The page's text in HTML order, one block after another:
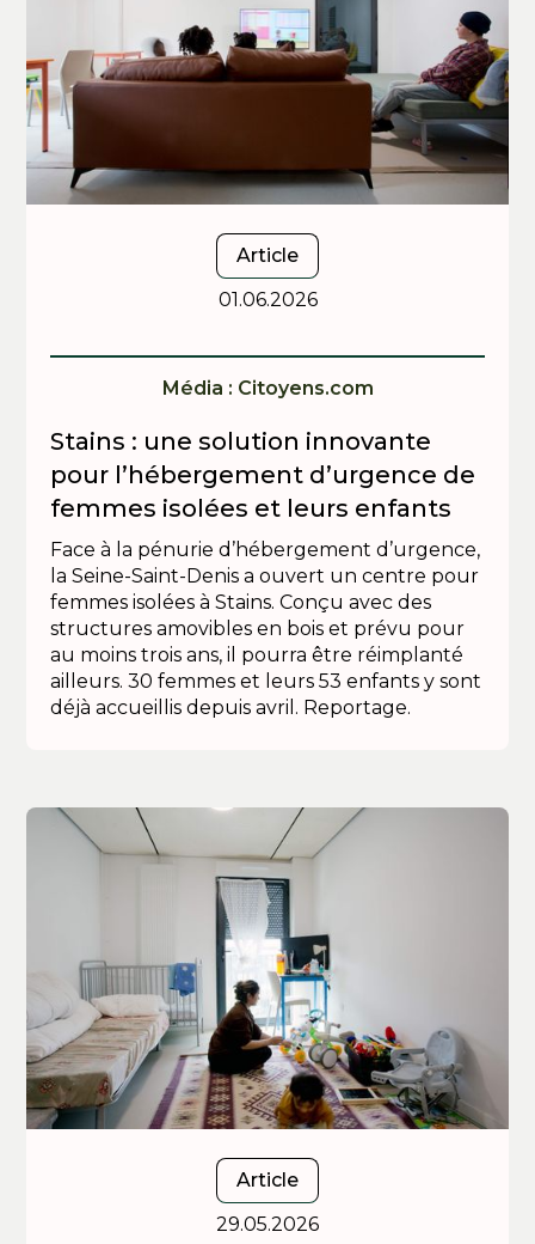
Article
01.06.2026
Média : Citoyens.com
Stains : une solution innovante
pour l’hébergement d’urgence de
femmes isolées et leurs enfants
Face à la pénurie d’hébergement d’urgence,
la Seine-Saint-Denis a ouvert un centre pour
femmes isolées à Stains. Conçu avec des
structures amovibles en bois et prévu pour
au moins trois ans, il pourra être réimplanté
ailleurs. 30 femmes et leurs 53 enfants y sont
déjà accueillis depuis avril. Reportage.
Article
29.05.2026